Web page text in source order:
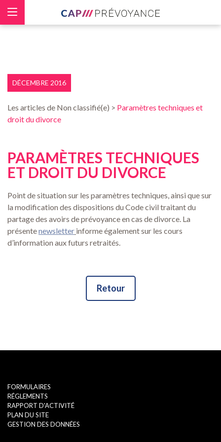
DÉCEMBRE 2016
Les articles de Non classifié(e) > Paramètres techniques et
droit du divorce
PARAMÈTRES TECHNIQUES
ET DROIT DU DIVORCE
Point de situation sur les paramètres techniques, ainsi que sur
la modification des dispositions du Code civil traitant du
partage des avoirs de prévoyance en cas de divorce. La
présentenewsletter informe également sur les cours
d’information aux futurs retraités.
Retour
FORMULAIRES
RÉGLEMENTS
RAPPORT D'ACTIVITÉ
PLAN DU SITE
GESTION DES DONNÉES
Panneau de gestion des cookies